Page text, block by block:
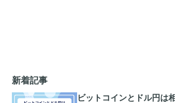
新着記事
ビットコインとドル円は